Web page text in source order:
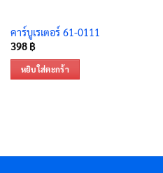
คาร์บูเรเตอร์ 61-0111
398 ฿
หยิบใส่ตะกร้า